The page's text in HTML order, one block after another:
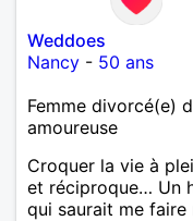
Weddoes
Nancy - 50 ans
Femme divorcé(e)
amoureuse
Croquer la vie à
et réciproque… Un
qui saurait me faire